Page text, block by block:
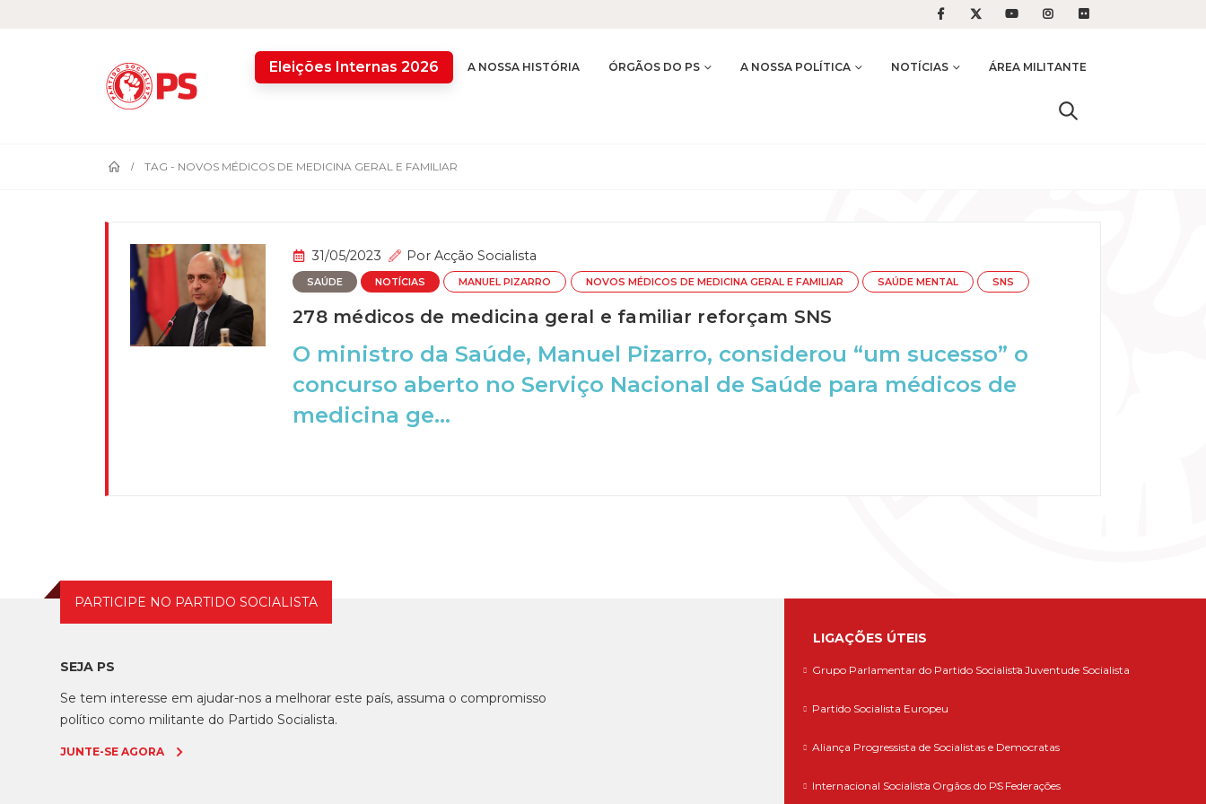
Eleições Internas 2026 A NOSSA HISTÓRIA ÓRGÃOS DO PS A NOSSA POLÍTICA NOTÍCIAS ÁREA MILITANTE
TAG - NOVOS MÉDICOS DE MEDICINA GERAL E FAMILIAR
31/05/2023 Por Acção Socialista
SAÚDE NOTÍCIAS MANUEL PIZARRO NOVOS MÉDICOS DE MEDICINA GERAL E FAMILIAR SAÚDE MENTAL SNS
278 médicos de medicina geral e familiar reforçam SNS
O ministro da Saúde, Manuel Pizarro, considerou “um sucesso” o
concurso aberto no Serviço Nacional de Saúde para médicos de
medicina ge...
PARTICIPE NO PARTIDO SOCIALISTA
SEJA PS
Se tem interesse em ajudar-nos a melhorar este país, assuma o compromisso
político como militante do Partido Socialista.
JUNTE-SE AGORA
LIGAÇÕES ÚTEIS
Grupo Parlamentar do Partido Socialista Juventude Socialista
Partido Socialista Europeu
Aliança Progressista de Socialistas e Democratas
Internacional Socialista Orgãos do PS Federações